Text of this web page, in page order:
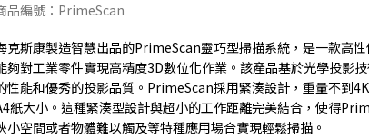
品編號：PrimeScan
克斯康製造智慧出品的PrimeScan靈巧型掃描系統，是一款高性
夠對工業零件實現高精度3D數位化作業。該產品基於光學投影
性能和優秀的投影品質。PrimeScan採用緊湊設計，重量不到
紙大小。這種緊湊型設計與超小的工作距離完美結合，使得
小空間或者物體難以觸及等特種應用場合實現輕鬆掃描。